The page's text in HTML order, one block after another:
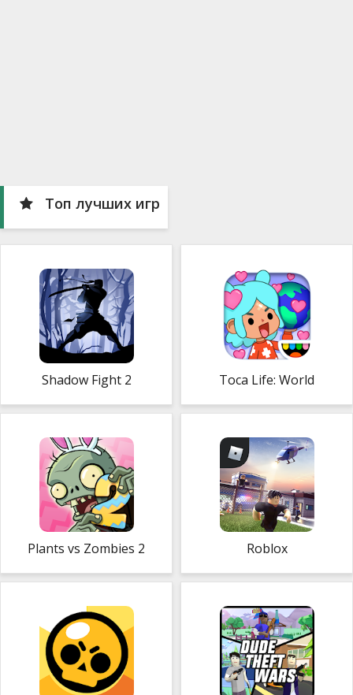
Топ лучших игр
Shadow Fight 2 Toca Life: World
Plants vs Zombies 2 Roblox